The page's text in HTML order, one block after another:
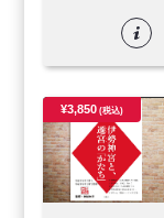
¥3,850(税込)